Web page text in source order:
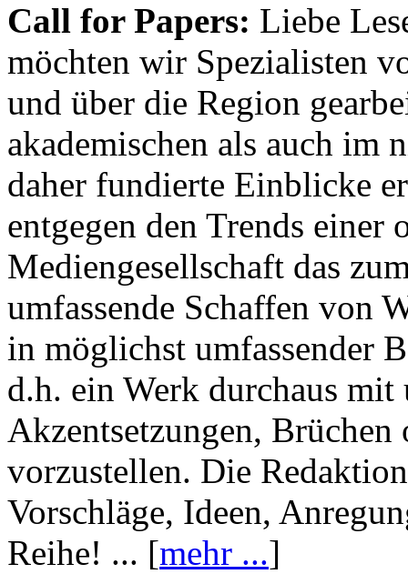
Call for Papers: Liebe
möchten wir Spezialisten
und über die Region
akademischen als auch im
daher fundierte Einblicke
entgegen den Trends einer
Mediengesellschaft das
umfassende Schaffen von
in möglichst umfassender
d.h. ein Werk durchaus mit
Akzentsetzungen, Brüchen
vorzustellen. Die
Vorschläge, Ideen,
Reihe! ... [mehr ...]